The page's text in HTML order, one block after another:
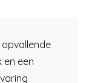
en een